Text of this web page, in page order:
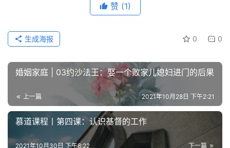
赞 (1)
0 0
生成海报
婚姻家庭 | 03约沙法王：娶一个败家儿媳妇进门的后果
上一篇 2021年10月28日 下午2:21
慕道课程丨第四课：认识基督的工作
下一篇
2021年10月30日 下午8:22